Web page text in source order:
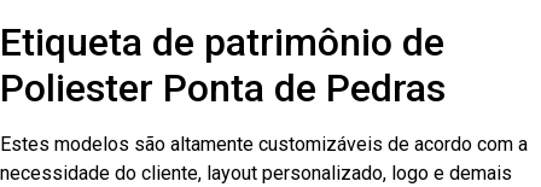
Etiqueta de patrimônio de
Poliester Ponta de Pedras
Estes modelos são altamente customizáveis de acordo com a
necessidade do cliente, layout personalizado, logo e demais